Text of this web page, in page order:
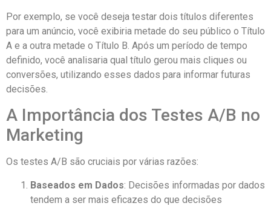
Por exemplo, se você deseja testar dois títulos diferentes
para um anúncio, você exibiria metade do seu público o Título
A e a outra metade o Título B. Após um período de tempo
definido, você analisaria qual título gerou mais cliques ou
conversões, utilizando esses dados para informar futuras
decisões.
A Importância dos Testes A/B no
Marketing
Os testes A/B são cruciais por várias razões:
Baseados em Dados: Decisões informadas por dados
tendem a ser mais eficazes do que decisões